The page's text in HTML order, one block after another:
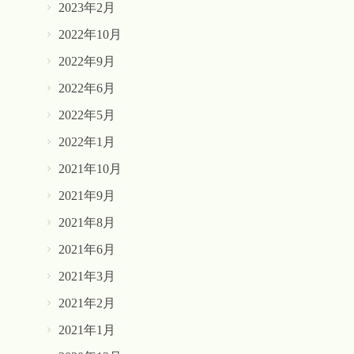
2023年2月
2022年10月
2022年9月
2022年6月
2022年5月
2022年1月
2021年10月
2021年9月
2021年8月
2021年6月
2021年3月
2021年2月
2021年1月